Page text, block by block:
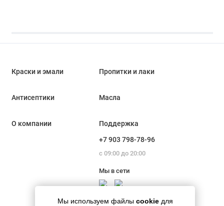
Мы используем файлы cookie для
Краски и эмали Пропитки и лаки
Антисептики Масла
О компании
Поддержка
+7 903 798-78-96
с 09:00 до 20:00
Мы в сети